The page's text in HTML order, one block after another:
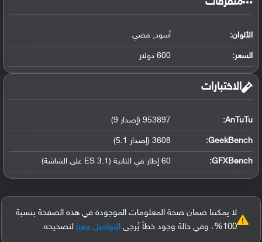
الألوان: أسود, فضي
السعر: 600 دولار
‏الاختبارات‏
AnTuTu: 953897 (إصدار 9)
GeekBench: 3608 (إصدار 5.1)
GFXBench: 60 إطار في الثانية (ES 3.1 على الشاشة)
لا يمكننا ضمان صحة المعلومات الموجودة في هذه الصفحة بنسبة
100%، وفي حالة وجود خطأ يُرجى
التواصل معنا لتصحيحه.